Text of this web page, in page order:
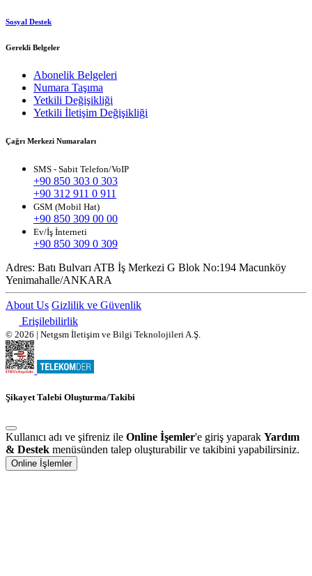
Sosyal Destek
Gerekli Belgeler
Abonelik Belgeleri
Numara Taşıma
Yetkili Değişikliği
Yetkili İletişim Değişikliği
Çağrı Merkezi Numaraları
SMS - Sabit Telefon/VoIP
+90 850 303 0 303
+90 312 911 0 911
GSM (Mobil Hat)
+90 850 309 00 00
Ev/İş İnterneti
+90 850 309 0 309
Adres: Batı Bulvarı ATB İş Merkezi G Blok No:194 Macunköy
Yenimahalle/ANKARA
About Us Gizlilik ve Güvenlik
Erişilebilirlik
© 2026 | Netgsm İletişim ve Bilgi Teknolojileri A.Ş.
Şikayet Talebi Oluşturma/Takibi
Kullanıcı adı ve şifreniz ile Online İşemler'e giriş yaparak Yardım
& Destek menüsünden talep oluşturabilir ve takibini yapabilirsiniz.
Online İşlemler